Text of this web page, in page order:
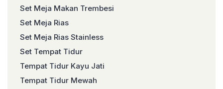
Set Meja Makan Trembesi
Set Meja Rias
Set Meja Rias Stainless
Set Tempat Tidur
Tempat Tidur Kayu Jati
Tempat Tidur Mewah